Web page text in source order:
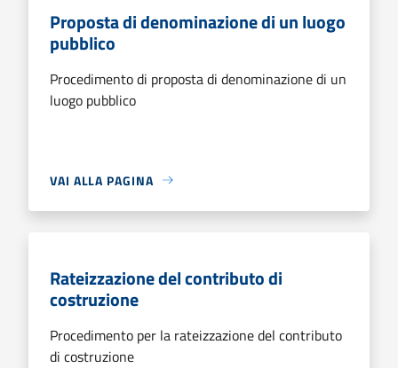
Proposta di denominazione di un luogo
pubblico
Procedimento di proposta di denominazione di un
luogo pubblico
VAI ALLA PAGINA
Rateizzazione del contributo di
costruzione
Procedimento per la rateizzazione del contributo
di costruzione